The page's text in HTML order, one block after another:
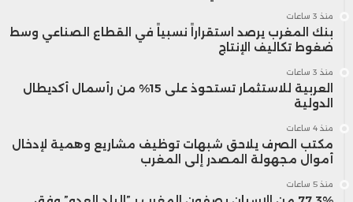
منذ 3 ساعات
بنك المغرب يرصد استقراراً نسبياً في القطاع الصناعي وسط
ضغوط تكاليف الإنتاج
منذ 3 ساعات
العربية للاستثمار تستحوذ على 15% من رأسمال أكديطال
الدولية
منذ 4 ساعات
مكتب الصرف يلاحق شبهات توظيف مشاريع وهمية لإدخال
أموال مجهولة المصدر إلى المغرب
منذ 5 ساعات